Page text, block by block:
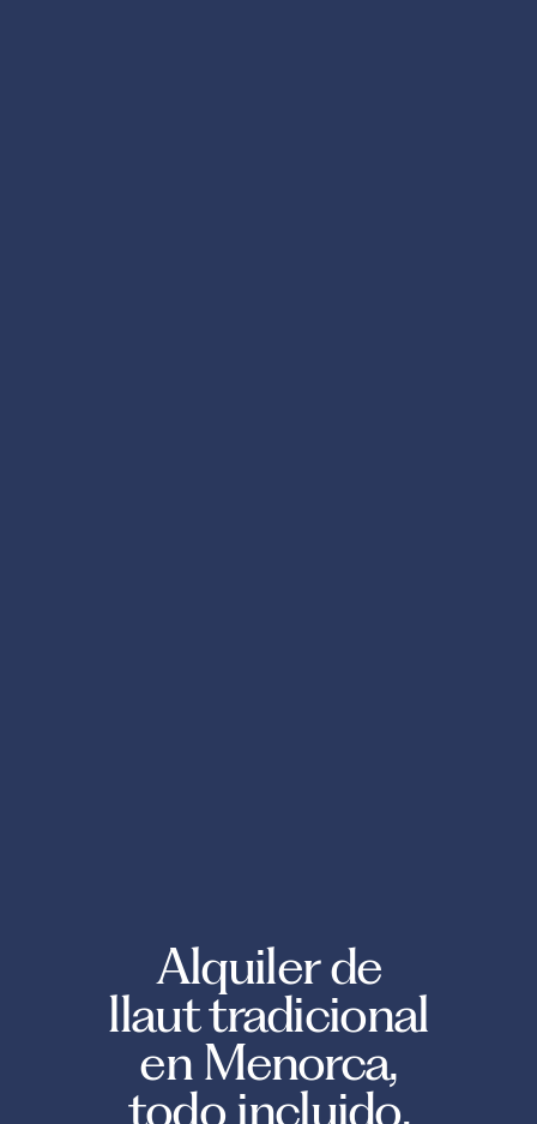
Alquiler de
llaut tradicional
en Menorca,
todo incluido.